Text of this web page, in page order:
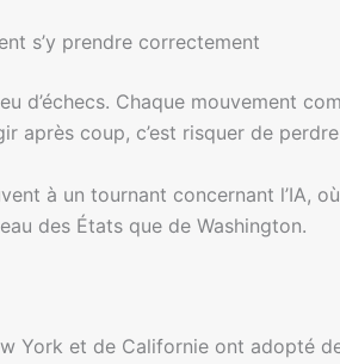
s’y prendre correctement
d’échecs. Chaque mouvement
après coup, c’est risquer de
à un tournant concernant l’IA,
des États que de Washington.
York et de Californie ont adopté